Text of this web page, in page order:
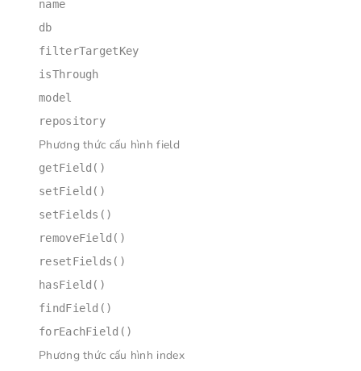
name
db
filterTargetKey
isThrough
model
repository
Phương thức cấu hình field
getField()
setField()
setFields()
removeField()
resetFields()
hasField()
findField()
forEachField()
Phương thức cấu hình index